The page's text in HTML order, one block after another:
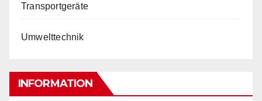
Transportgeräte
Umwelttechnik
INFORMATION